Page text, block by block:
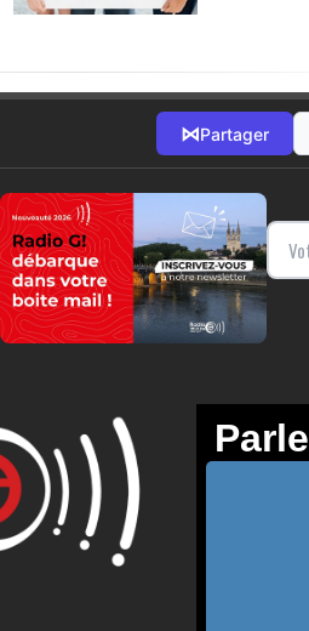
⋈Partager